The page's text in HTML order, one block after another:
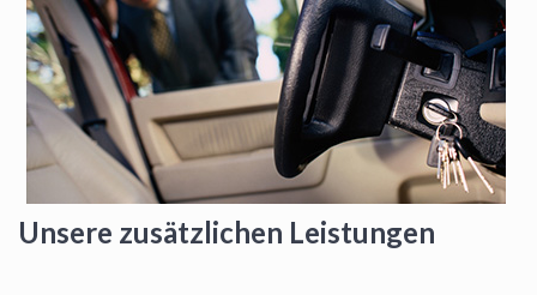
Unsere zusätzlichen Leistungen